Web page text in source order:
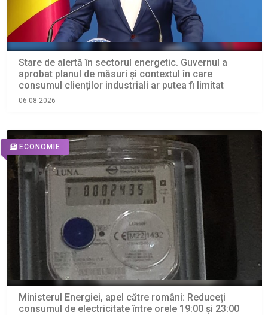
Stare de alertă în sectorul energetic. Guvernul a
aprobat planul de măsuri și contextul în care
consumul clienților industriali ar putea fi limitat
06.08.2026
ECONOMIE
Ministerul Energiei, apel către români: Reduceți
consumul de electricitate între orele 19:00 și 23:00